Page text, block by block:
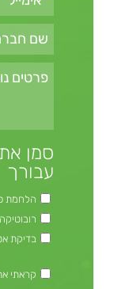
סמן
עבורך
הלחמת
בדיקת
קראתי